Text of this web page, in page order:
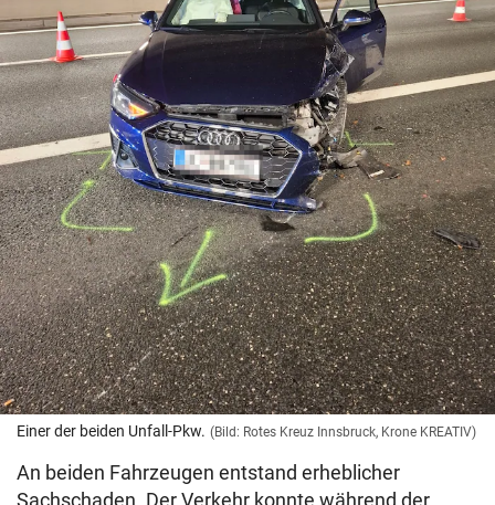
Einer der beiden Unfall-Pkw. (Bild: Rotes Kreuz Innsbruck, Krone KREATIV)
An beiden Fahrzeugen entstand erheblicher
Sachschaden. Der Verkehr konnte während der